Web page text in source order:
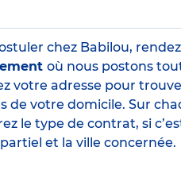
chez Babilou,
où nous postons
votre adresse pour
de votre domicile. Sur
le type de contrat, si
et la ville concernée.